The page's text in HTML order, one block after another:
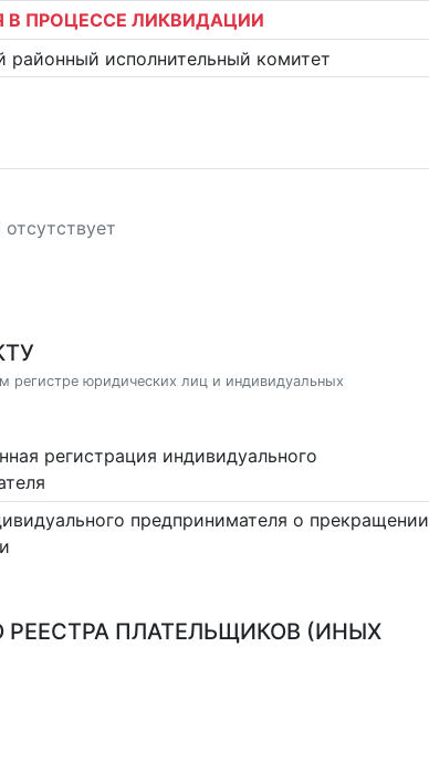
В ПРОЦЕССЕ ЛИКВИДАЦИИ
районный исполнительный комитет
регистре юридических лиц и индивидуальных
регистрация индивидуального
предпринимателя о прекращении
ПЛАТЕЛЬЩИКОВ (ИНЫХ